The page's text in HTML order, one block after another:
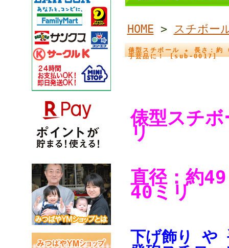
HOME > スチボー
俵型スチボール ★ 長さ：
手芸品に！ [sub-0017]
俵型スチ
リ
直径：約
40ミリ
下げ飾り や